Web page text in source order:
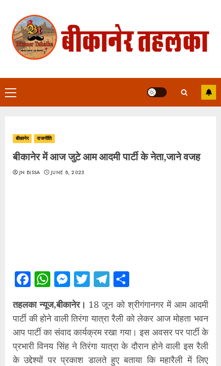
content
Primary
Menu
बीकानेर राजनीति
बीकानेर में आज जुटे आम आदमी पार्टी के नेता,जाने वजह
JN BISSA JUNE 8, 2023
Facebook
WhatsApp
Messenger
TwitterTelegram
तहलका न्यूज,बीकानेर। 18 जून को श्रीगंगानगर में आम आदमी
पार्टी की होने वाली तिरंगा यात्रा रैली को लेकर आज मोहता भवन
आप पार्टी का संवाद कार्यक्रम रखा गया। इस अवसर पर पार्टी के
प्रभारी विनय सिंह ने तिरंगा यात्रा के दौरान होने वाली इस रैली
के उद्देश्यों पर प्रकाश डालते हुए बताया कि महारैली में लिए